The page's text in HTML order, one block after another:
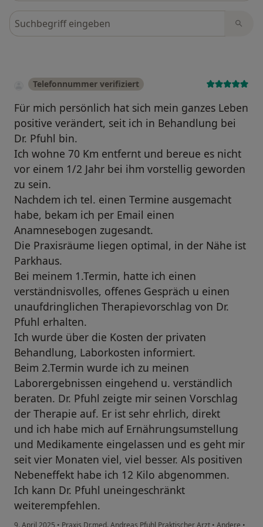
Bewertungen durchsuchen
Telefonnummer verifiziert
Für mich persönlich hat sich mein ganzes Leben
positive verändert, seit ich in Behandlung bei
Dr. Pfuhl bin.
Ich wohne 70 Km entfernt und bereue es nicht
vor einem 1/2 Jahr bei ihm vorstellig geworden
zu sein.
Nachdem ich tel. einen Termine ausgemacht
habe, bekam ich per Email einen
Anamnesebogen zugesandt.
Die Praxisräume liegen optimal, in der Nähe ist
Parkhaus.
Bei meinem 1.Termin, hatte ich einen
verständnisvolles, offenes Gespräch u einen
unaufdringlichen Therapievorschlag von Dr.
Pfuhl erhalten.
Ich wurde über die Kosten der privaten
Behandlung, Laborkosten informiert.
Beim 2.Termin wurde ich zu meinen
Laborergebnissen eingehend u. verständlich
beraten. Dr. Pfuhl zeigte mir seinen Vorschlag
der Therapie auf. Er ist sehr ehrlich, direkt
und ich habe mich auf Ernährungsumstellung
und Medikamente eingelassen und es geht mir
seit vier Monaten viel, viel besser. Als positiven
Nebeneffekt habe ich 12 Kilo abgenommen.
Ich kann Dr. Pfuhl uneinge­schränkt
weiterempfehlen.